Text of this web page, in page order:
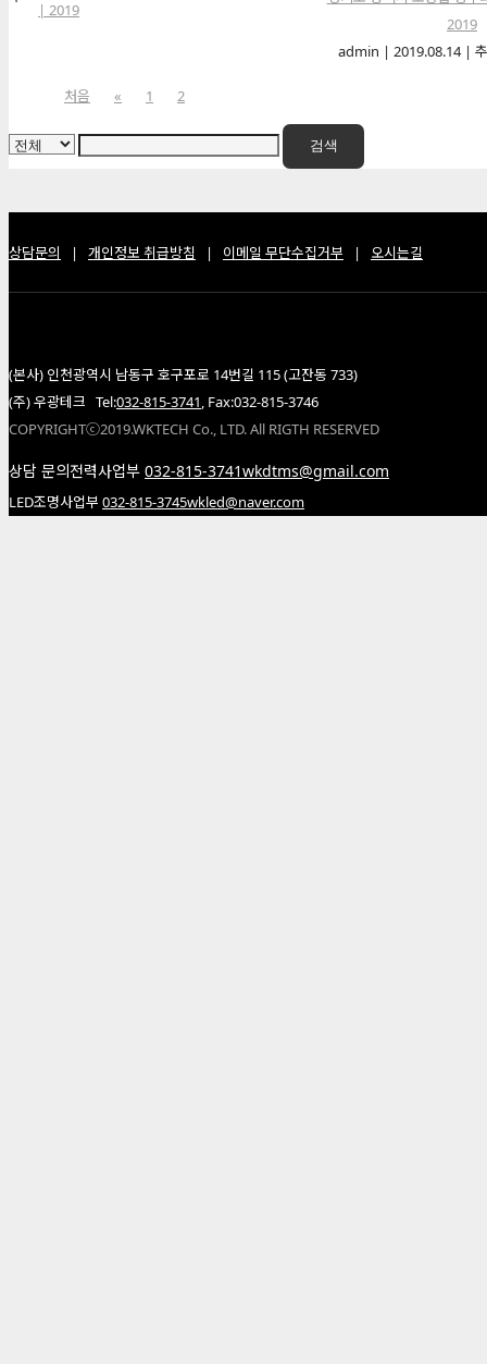
2019
admin | 2019.08.14 |
처음 « 1 2
검색
상담문의 | 개인정보 취급방침 | 이메일 무단수집거부 | 오시는길
(본사) 인천광역시 남동구 호구포로 14번길 115 (고잔동 733)
(주) 우광테크 Tel:032-815-3741 , Fax:032-815-3746
COPYRIGHTⓒ2019.WKTECH Co., LTD. All RIGTH RESERVED
상담 문의전력사업부 032-815-3741wkdtms@gmail.com
LED조명사업부 032-815-3745wkled@naver.com